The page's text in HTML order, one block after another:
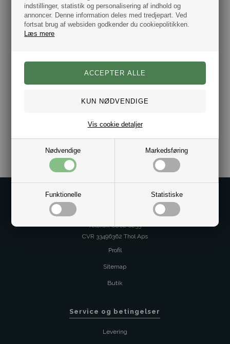
indstillinger, statistik og personalisering af indhold og
annoncer. Denne information deles med tredjepart. Ved
fortsat brug af websiden godkender du cookiepolitikken.
Læs mere
Nødvendige Markedsføring
Funktionelle Statistiske
Vis cookie detaljer
Mål: Højde 10,5 cm, Bredde 7 cm.
Rum til 10 kort.
2 indskudte lommer.
Mærke: Burkely
Hurtig Levering.
Telefon: 8862 6233
CVR 33496362 Thol Aps
Profil
Sitemap
Butik
Service og betingelser
Levering